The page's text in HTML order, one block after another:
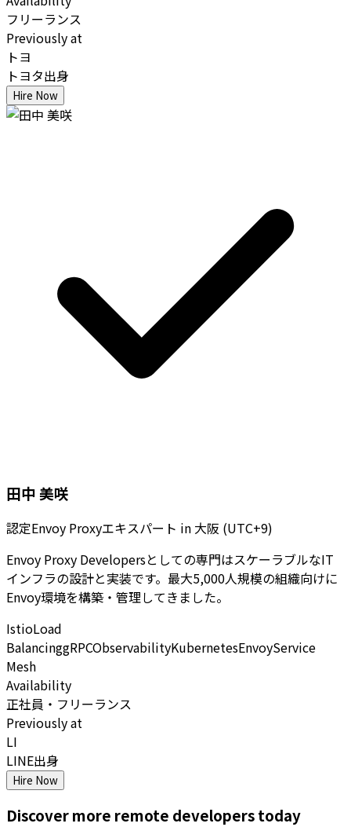
フリーランス
Previously at
トヨ
トヨタ出身
Hire Now
田中 美咲
認定Envoy Proxyエキスパート in 大阪 (UTC+9)
Envoy Proxy Developersとしての専門はスケーラブルなIT
インフラの設計と実装です。最大5,000人規模の組織向けに
Envoy環境を構築・管理してきました。
IstioLoad
BalancinggRPCObservabilityKubernetesEnvoyService
Mesh
Availability
正社員・フリーランス
Previously at
LI
LINE出身
Hire Now
Discover more remote developerstoday